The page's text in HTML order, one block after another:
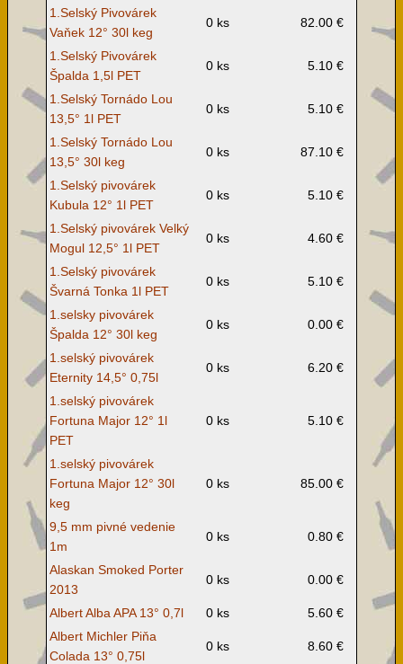
1.Selský Pivovárek
Vaňek 12° 30l keg
0 ks 82.00 €
1.Selský Pivovárek
Špalda 1,5l PET
0 ks 5.10 €
1.Selský Tornádo Lou
13,5° 1l PET
0 ks 5.10 €
1.Selský Tornádo Lou
13,5° 30l keg
0 ks 87.10 €
1.Selský pivovárek
Kubula 12° 1l PET
0 ks 5.10 €
1.Selský pivovárek Velký
Mogul 12,5° 1l PET
0 ks 4.60 €
1.Selský pivovárek
Švarná Tonka 1l PET
0 ks 5.10 €
1.selsky pivovárek
Špalda 12° 30l keg
0 ks 0.00 €
1.selský pivovárek
Eternity 14,5° 0,75l
0 ks 6.20 €
1.selský pivovárek
Fortuna Major 12° 1l
PET
0 ks 5.10 €
1.selský pivovárek
Fortuna Major 12° 30l
keg
0 ks 85.00 €
9,5 mm pivné vedenie
1m
0 ks 0.80 €
Alaskan Smoked Porter
2013
0 ks 0.00 €
Albert Alba APA 13° 0,7l 0 ks
5.60 €
Albert Michler Piňa
Colada 13° 0,75l
0 ks 8.60 €